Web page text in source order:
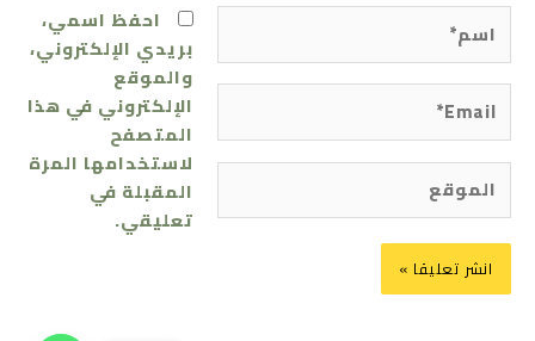
اسم*
الموقع
احفظ اسمي،
بريدي الإلكتروني،
والموقع
الإلكتروني في هذا
المتصفح
لاستخدامها المرة
المقبلة في
تعليقي.